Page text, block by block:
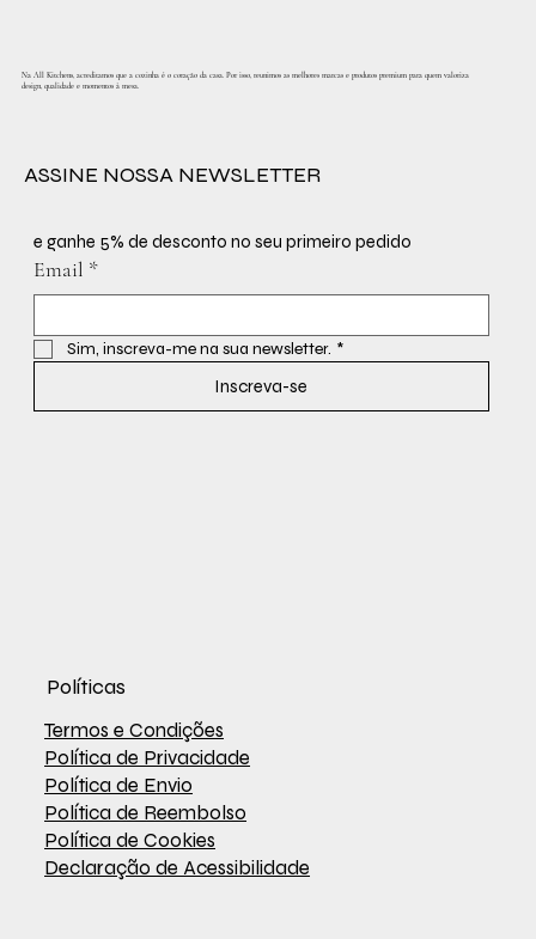
Na All Kitchens, acreditamos que a cozinha é o coração da casa. Por isso, reunimos as melhores marcas e produtos premium para quem valoriza
design, qualidade e momentos à mesa.
ASSINE NOSSA NEWSLETTER
e ganhe 5% de desconto no seu primeiro pedido
Email *
Sim, inscreva-me na sua newsletter. *
Inscreva-se
Políticas
Termos e Condições
Política de Privacidade
Política de Envio
Política de Reembolso
Política de Cookies
Declaração de Acessibilidade